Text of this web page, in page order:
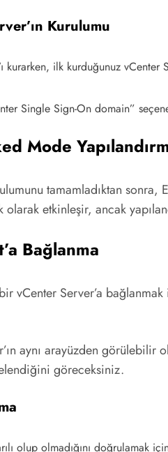
Kurulumu
kurarken, ilk kurduğunuz vCenter
Single Sign-On domain”
Mode
tamamladıktan
etkinleşir, ancak
Bağlanma
vCenter Server’a
aynı arayüzden görülebilir
göreceksiniz.
olup olmadığını doğrulamak